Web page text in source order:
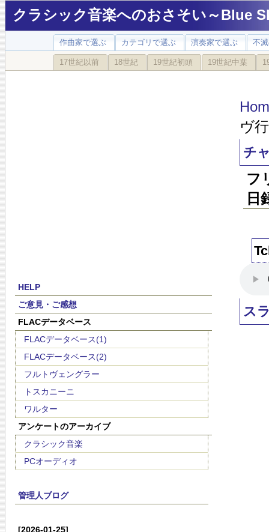
クラシック音楽へのおさそい～Blue
作曲家で選ぶ カテゴリで選ぶ 演奏家で選ぶ 不
17世紀以前 18世紀 19世紀初頭 19世紀中葉
HELP
ご意見・ご感想
FLACデータベース
FLACデータベース(1)
FLACデータベース(2)
フルトヴェングラー
トスカニーニ
ワルター
アンケートのアーカイブ
クラシック音楽
PCオーディオ
管理人ブログ
[2026-01-25]
ヴ
チ
フ
日
ス